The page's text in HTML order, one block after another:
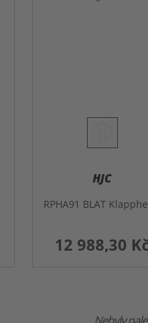
HJC
RPHA91 BLAT
12 988,30